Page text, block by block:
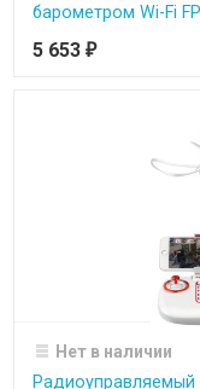
барометром Wi-Fi
5 653 ₽
Нет в наличии
Радиоуправляемый